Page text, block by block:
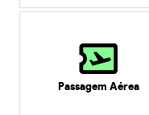
Passagem Aérea